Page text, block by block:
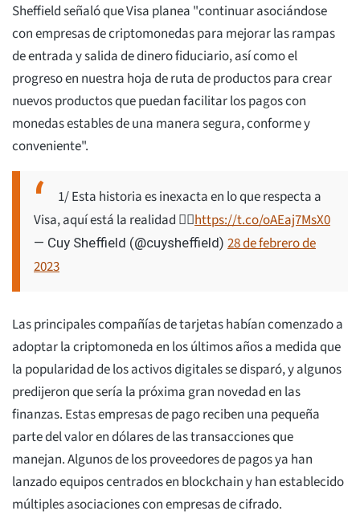
Sheffield señaló que Visa planea "continuar asociándose
con empresas de criptomonedas para mejorar las rampas
de entrada y salida de dinero fiduciario, así como el
progreso en nuestra hoja de ruta de productos para crear
nuevos productos que puedan facilitar los pagos con
monedas estables de una manera segura, conforme y
conveniente".
1/ Esta historia es inexacta en lo que respecta a
Visa, aquí está la realidad 👇🏼https://t.co/oAEaj7MsX0
— Cuy Sheffield (@cuysheffield) 28 de febrero de
2023
Las principales compañías de tarjetas habían comenzado a
adoptar la criptomoneda en los últimos años a medida que
la popularidad de los activos digitales se disparó, y algunos
predijeron que sería la próxima gran novedad en las
finanzas. Estas empresas de pago reciben una pequeña
parte del valor en dólares de las transacciones que
manejan. Algunos de los proveedores de pagos ya han
lanzado equipos centrados en blockchain y han establecido
múltiples asociaciones con empresas de cifrado.